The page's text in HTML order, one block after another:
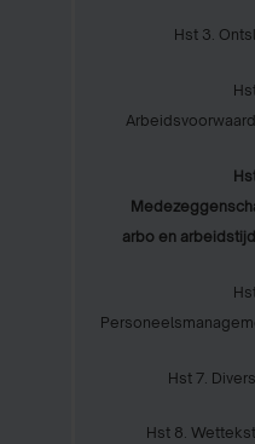
Hst 3.
arbo en
Hst 7.
Hst 8.